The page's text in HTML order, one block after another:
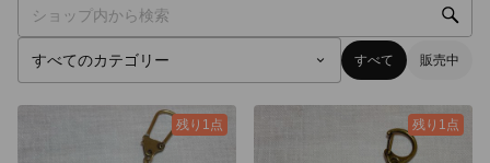
すべて 販売中
残り1点 残り1点